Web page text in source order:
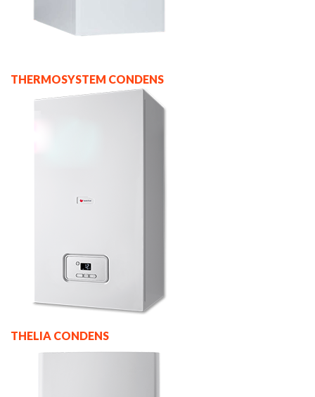
THERMOSYSTEM CONDENS
THELIA CONDENS